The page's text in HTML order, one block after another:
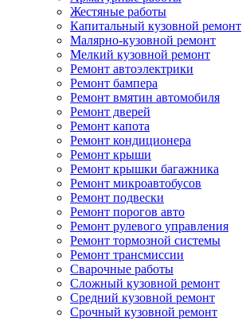
Жестяные работы
Капитальный кузовной ремонт
Малярно-кузовной ремонт
Мелкий кузовной ремонт
Ремонт автоэлектрики
Ремонт бампера
Ремонт вмятин автомобиля
Ремонт дверей
Ремонт капота
Ремонт кондиционера
Ремонт крыши
Ремонт крышки багажника
Ремонт микроавтобусов
Ремонт подвески
Ремонт порогов авто
Ремонт рулевого управления
Ремонт тормозной системы
Ремонт трансмиссии
Сварочные работы
Сложный кузовной ремонт
Средний кузовной ремонт
Срочный кузовной ремонт